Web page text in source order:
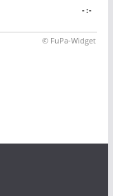
-:-
© FuPa-Widget